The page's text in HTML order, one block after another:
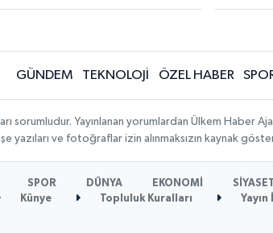
GÜNDEM TEKNOLOJİ ÖZEL HABER
sorumludur. Yayınlanan yorumlardan Ülkem Haber
yazıları ve fotoğraflar izin alınmaksızın kaynak
SPOR DÜNYA EKONOMİ
Künye Topluluk Kuralları